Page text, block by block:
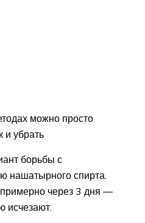
можно просто
и убрать
борьбы с
нашатырного спирта.
через 3 дня —
исчезают.